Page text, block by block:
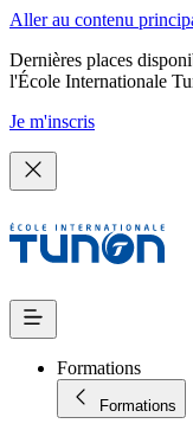
Aller au contenu
Dernières places
l'École Internationale
Je m'inscris
Formations
Formations